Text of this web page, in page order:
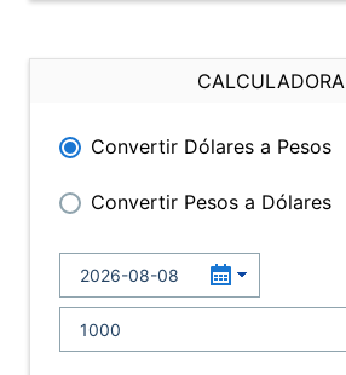
CALCULADORA
Convertir Dólares a Pesos
Convertir Pesos a Dólares